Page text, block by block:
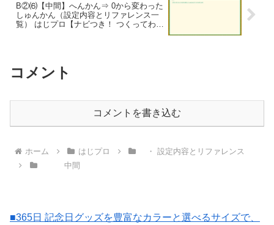
B②⑹【中間】へんかん⇒ 0から変わった
しゅんかん（設定内容とリファレンス一
覧） はじプロ【ナビつき！ つくってわか
コメント
コメントを書き込む
ホーム はじプロ
・ 設定内容とリファレンス
中間
■365日 記念日グッズを豊富なカラーと選べるサイズで、